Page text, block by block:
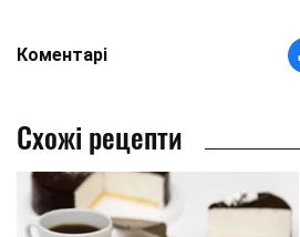
Коментарі
Схожі рецепти